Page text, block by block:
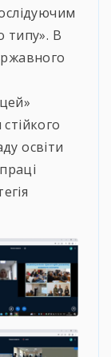
типу». В
освіти